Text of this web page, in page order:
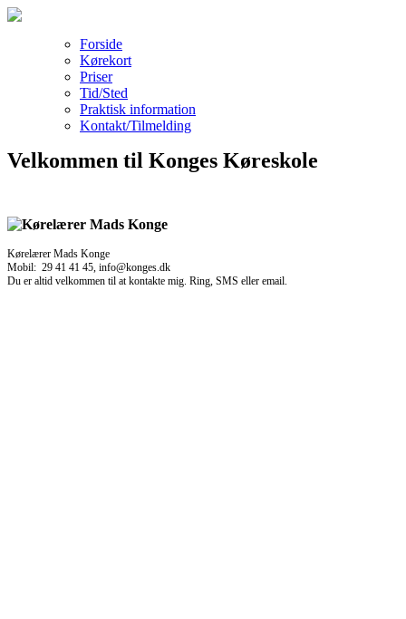
Forside
Kørekort
Priser
Tid/Sted
Praktisk information
Kontakt/Tilmelding
Velkommen til Konges Køreskole
Kørelærer Mads Konge
Mobil: 29 41 41 45, info@konges.dk
Du er altid velkommen til at kontakte mig. Ring, SMS eller email.